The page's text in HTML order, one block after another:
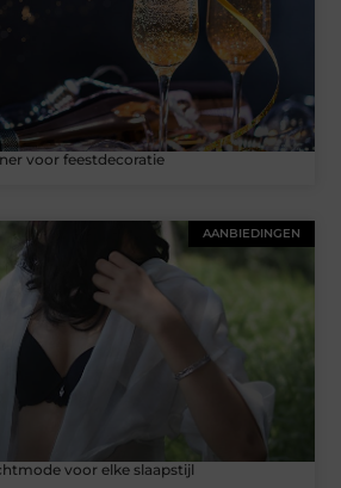
voor feestdecoratie
AANBIEDINGEN
voor elke slaapstijl